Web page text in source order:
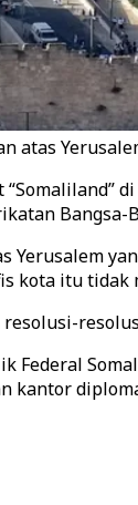
atas
kota itu
Federal
kantor